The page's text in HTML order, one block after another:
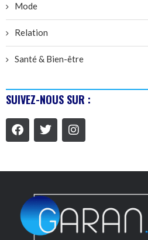
Mode
Relation
Santé & Bien-être
SUIVEZ-NOUS SUR :